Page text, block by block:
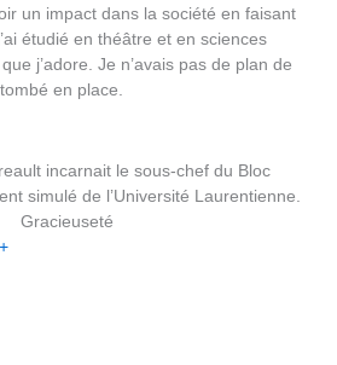
un impact dans la société en faisant
étudié en théâtre et en sciences
j’adore. Je n’avais pas de plan de
en place.
incarnait le sous-chef du Bloc
simulé de l’Université Laurentienne.
Gracieuseté